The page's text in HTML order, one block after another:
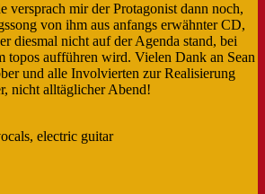
versprach mir der Protagonist dann noch,
von ihm aus anfangs erwähnter CD,
diesmal nicht auf der Agenda stand, bei
topos aufführen wird. Vielen Dank an Sean
und alle Involvierten zur Realisierung
nicht alltäglicher Abend!
electric guitar